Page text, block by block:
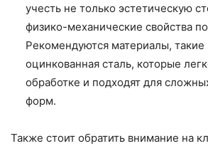
учесть не только эстетическую
физико-механические свойства
Рекомендуются материалы, такие
оцинкованная сталь, которые
обработке и подходят для
форм.
Также стоит обратить внимание на